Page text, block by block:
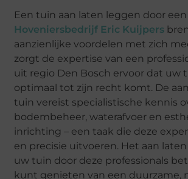
Een tuin aan laten leggen door
Hoveniersbedrijf Eric Kuijpers
aanzienlijke voordelen met zich
zorgt de expertise van een
uit regio Den Bosch ervoor dat uw
optimaal tot zijn recht komt. De
tuin vereist specialistische kennis
bodembeheer, waterafvoer en
inrichting – een taak die deze
en precisie uitvoeren. Het aan
uw tuin door deze professionals
kunt genieten van een duurzame,